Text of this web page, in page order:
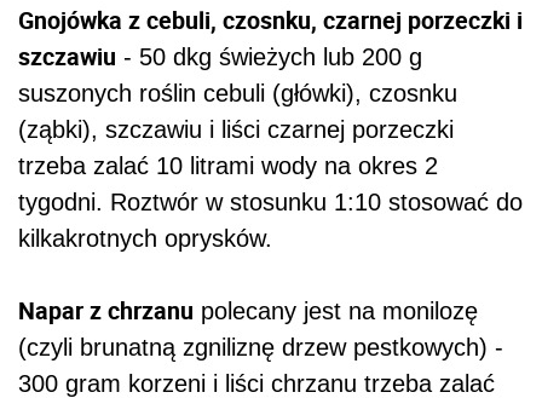
Gnojówka z cebuli, czosnku, czarnej porzeczki i
szczawiu - 50 dkg świeżych lub 200 g
suszonych roślin cebuli (główki), czosnku
(ząbki), szczawiu i liści czarnej porzeczki
trzeba zalać 10 litrami wody na okres 2
tygodni. Roztwór w stosunku 1:10 stosować do
kilkakrotnych oprysków.
Napar z chrzanu polecany jest na monilozę
(czyli brunatną zgniliznę drzew pestkowych) -
300 gram korzeni i liści chrzanu trzeba zalać